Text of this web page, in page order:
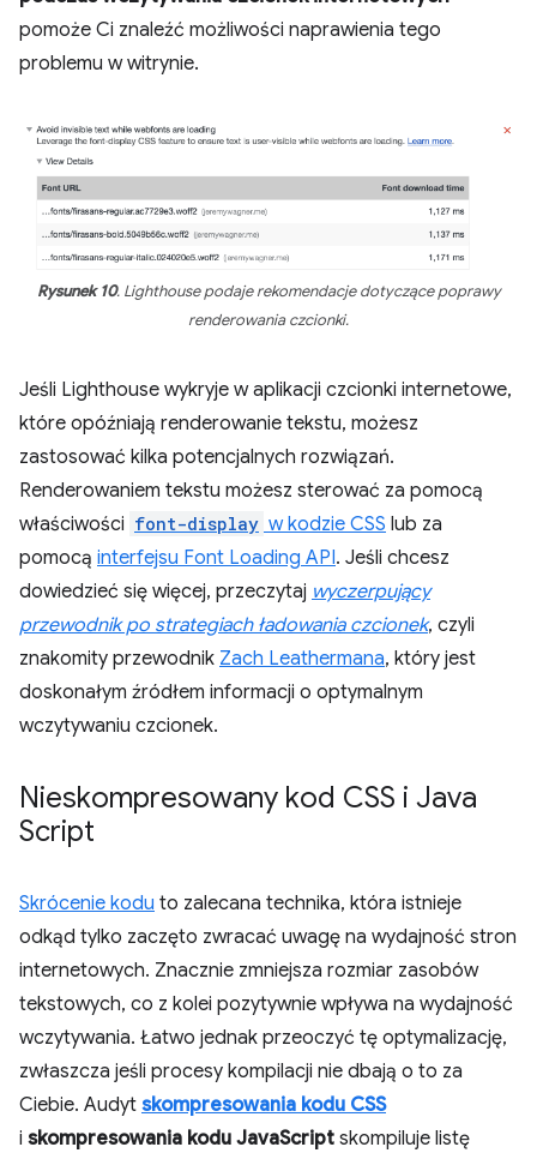
pomoże Ci znaleźć możliwości naprawienia tego
problemu w witrynie.
Rysunek 10. Lighthouse podaje rekomendacje dotyczące poprawy
renderowania czcionki.
Jeśli Lighthouse wykryje w aplikacji czcionki internetowe,
które opóźniają renderowanie tekstu, możesz
zastosować kilka potencjalnych rozwiązań.
Renderowaniem tekstu możesz sterować za pomocą
właściwości font-display w kodzie CSS lub za
pomocą interfejsu Font Loading API. Jeśli chcesz
dowiedzieć się więcej, przeczytaj wyczerpujący
przewodnik po strategiach ładowania czcionek, czyli
znakomity przewodnik Zach Leathermana, który jest
doskonałym źródłem informacji o optymalnym
wczytywaniu czcionek.
Nieskompresowany kod CSS i Java
Script
Skrócenie kodu to zalecana technika, która istnieje
odkąd tylko zaczęto zwracać uwagę na wydajność stron
internetowych. Znacznie zmniejsza rozmiar zasobów
tekstowych, co z kolei pozytywnie wpływa na wydajność
wczytywania. Łatwo jednak przeoczyć tę optymalizację,
zwłaszcza jeśli procesy kompilacji nie dbają o to za
Ciebie. Audyt skompresowania kodu CSS
i skompresowania kodu JavaScript skompiluje listę